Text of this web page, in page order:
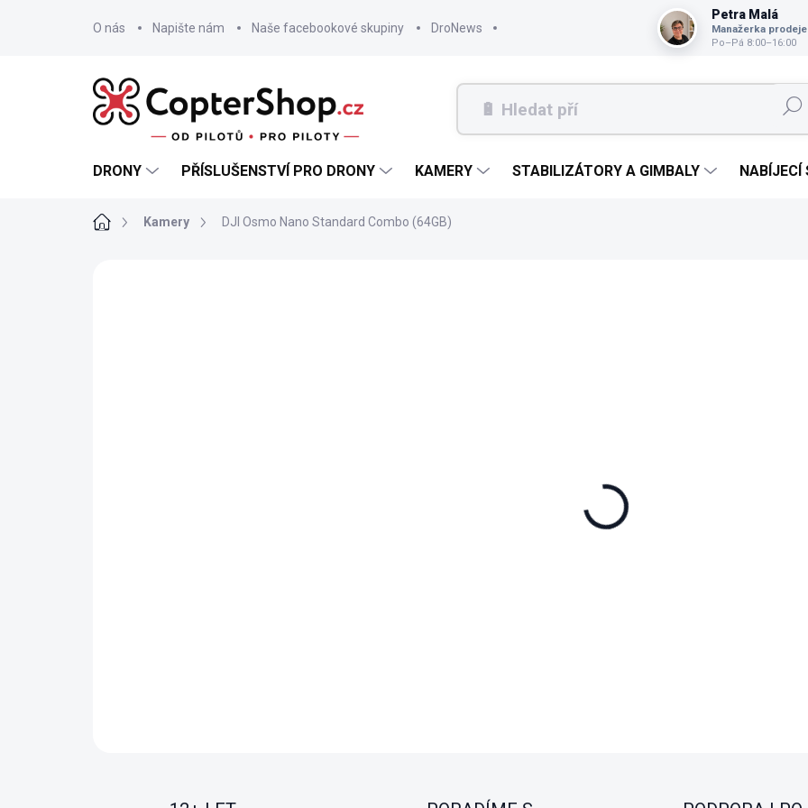
Petra Malá
Manažerka prodeje
Po–Pá 8:00–16:00
O nás Napište nám Naše facebookové skupiny DroNews
Hledat
DRONY PŘÍSLUŠENSTVÍ PRO DRONY KAMERY STABILIZÁTORY A GIMBALY NABÍJECÍ
DomůKamery DJI Osmo Nano Standard Combo (64GB)